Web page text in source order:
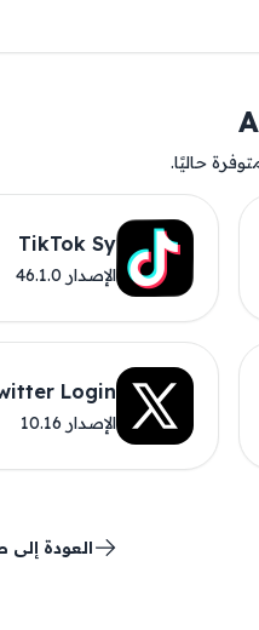
حاليًا.
TikTok Sy
الإصدار 46.1.0
Login
الإصدار 10.16
العودة